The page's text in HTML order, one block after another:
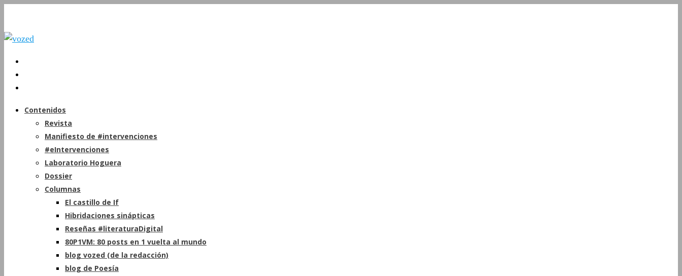
Contenidos
Revista
Manifiesto de #intervenciones
#eIntervenciones
Laboratorio Hoguera
Dossier
Columnas
El castillo de If
Hibridaciones sinápticas
Reseñas #literaturaDigital
80P1VM: 80 posts en 1 vuelta al mundo
blog vozed (de la redacción)
blog de Poesía